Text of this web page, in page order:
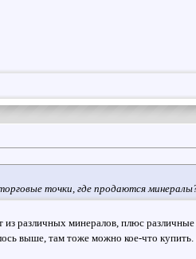
точки, где продаются
различных минералов, плюс
выше, там тоже можно кое-что купить.